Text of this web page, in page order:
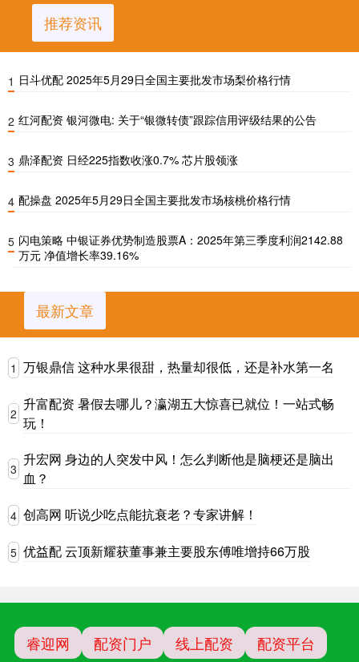
推荐资讯
1 日斗优配 2025年5月29日全国主要批发市场梨价格行情
2 红河配资 银河微电: 关于“银微转债”跟踪信用评级结果的公告
3 鼎泽配资 日经225指数收涨0.7% 芯片股领涨
4 配操盘 2025年5月29日全国主要批发市场核桃价格行情
5 闪电策略 中银证券优势制造股票A：2025年第三季度利润2142.88
万元 净值增长率39.16%
最新文章
1 万银鼎信 这种水果很甜，热量却很低，还是补水第一名
2
升富配资 暑假去哪儿？瀛湖五大惊喜已就位！一站式畅
玩！
3
升宏网 身边的人突发中风！怎么判断他是脑梗还是脑出
血？
4 创高网 听说少吃点能抗衰老？专家讲解！
5 优益配 云顶新耀获董事兼主要股东傅唯增持66万股
睿迎网 配资门户 线上配资 配资平台